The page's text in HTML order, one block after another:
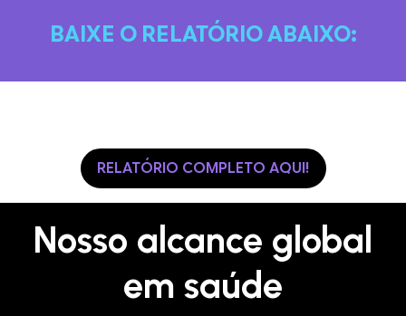
BAIXE O RELATÓRIO ABAIXO:
RELATÓRIO COMPLETO AQUI!
Nosso alcance global
em saúde